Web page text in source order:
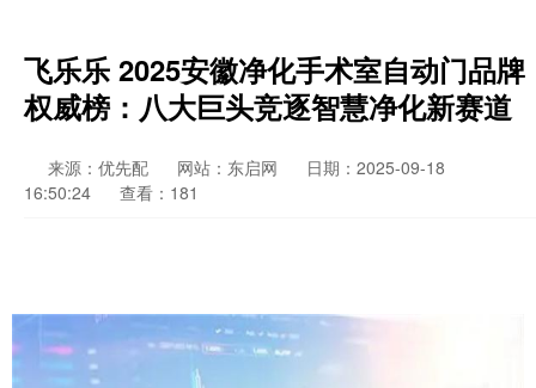
飞乐乐 2025安徽净化手术室自动门品牌
权威榜：八大巨头竞逐智慧净化新赛道
来源：优先配 网站：东启网
日期：2025-09-18
16:50:24
查看：181